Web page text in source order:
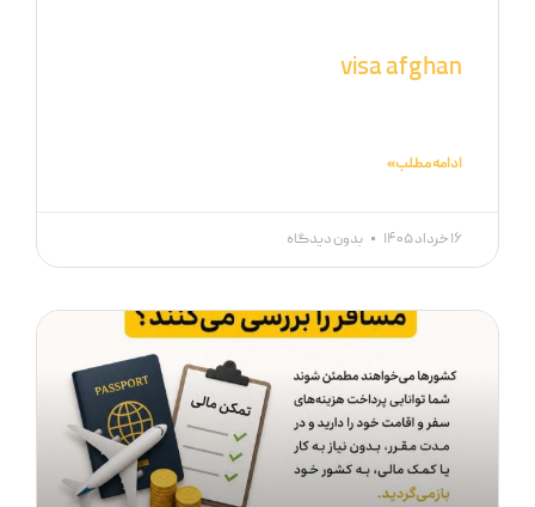
visa afghan
ادامه مطلب »
۱۶ خرداد ۱۴۰۵ بدون دیدگاه